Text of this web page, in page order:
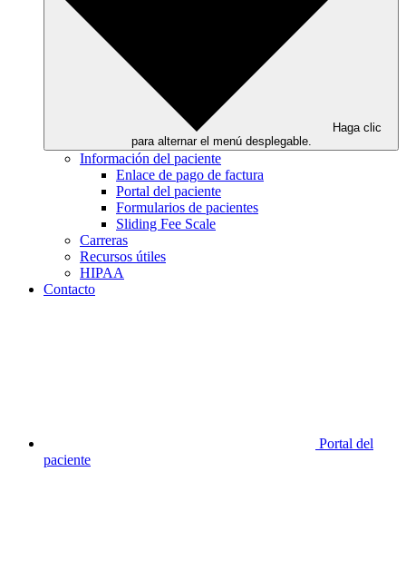
Haga clic
para alternar el menú desplegable.
Información del paciente
Enlace de pago de factura
Portal del paciente
Formularios de pacientes
Sliding Fee Scale
Carreras
Recursos útiles
HIPAA
Contacto
Portal del
paciente